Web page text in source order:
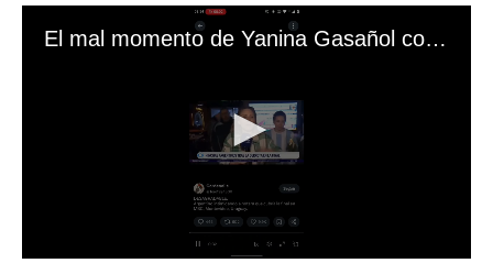
El mal momento de Yanina Gasañol con un hincha argentino en "Subrayado"